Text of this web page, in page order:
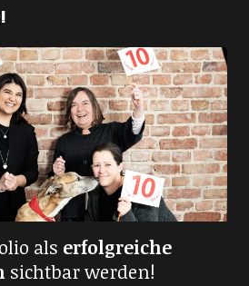
als erfolgreiche
sichtbar werden!